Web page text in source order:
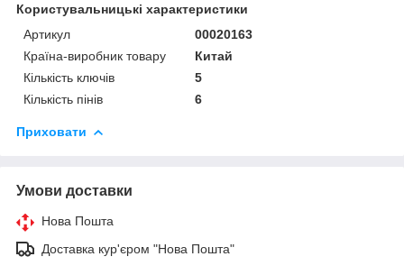
Користувальницькі характеристики
Артикул
00020163
Країна-виробник товару
Китай
Кількість ключів
5
Кількість пінів
6
Приховати
Умови доставки
Нова Пошта
Доставка кур'єром "Нова Пошта"